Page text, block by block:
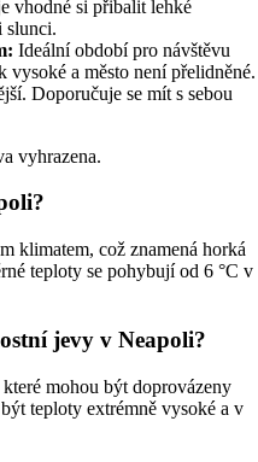
vhodné si přibalit lehké
slunci.
Ideální období pro návštěvu
a město není přelidněné.
Doporučuje se mít s sebou
vyhrazena.
klimatem, což znamená horká
teploty se pohybují od 6 °C v
jevy v Neapoli?
mohou být doprovázeny
teploty extrémně vysoké a v